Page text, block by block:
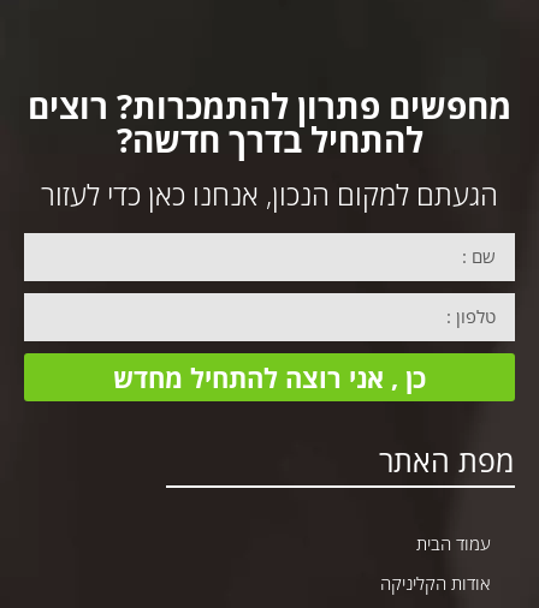
מחפשים פתרון להתמכרות? רוצים
להתחיל בדרך חדשה?
הגעתם למקום הנכון, אנחנו כאן כדי לעזור
כן , אני רוצה להתחיל מחדש
מפת האתר
עמוד הבית
אודות הקליניקה